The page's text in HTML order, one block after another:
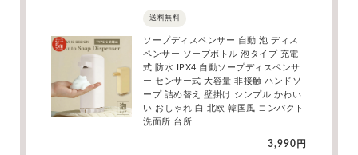
送料無料
ソープディスペンサー 自動 泡 ディス
ペンサー ソープボトル 泡タイプ 充電
式 防水 IPX4 自動ソープディスペンサ
ー センサー式 大容量 非接触 ハンドソ
ープ 詰め替え 壁掛け シンプル かわい
い おしゃれ 白 北欧 韓国風 コンパクト
洗面所 台所
3,990円